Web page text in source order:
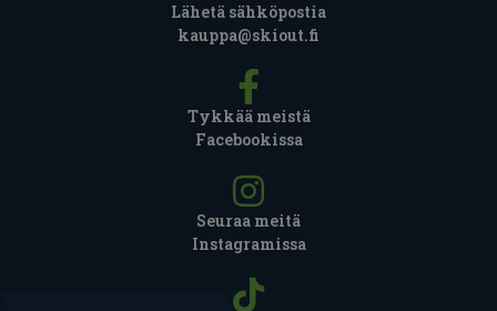
Lähetä sähköpostia
kauppa@skiout.fi
Tykkää meistä
Facebookissa
Seuraa meitä
Instagramissa